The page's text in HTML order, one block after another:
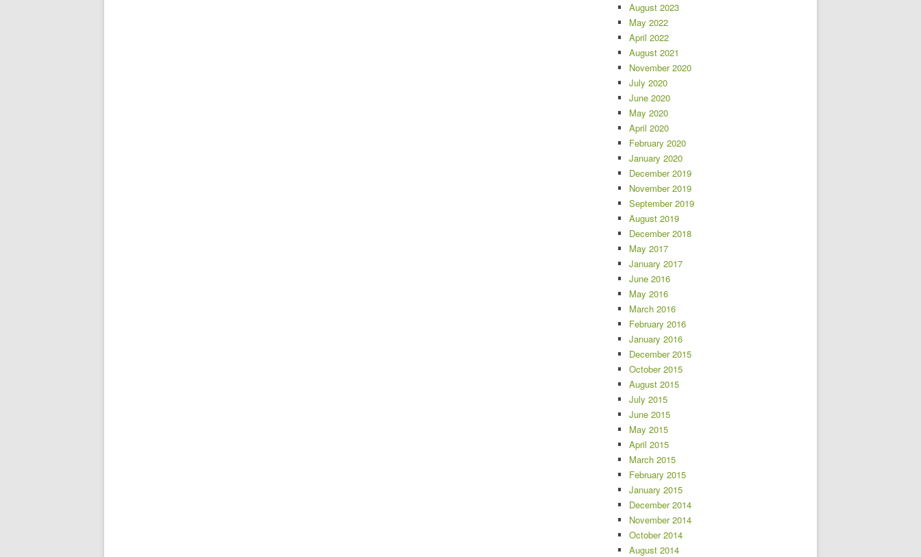
August 2023
May 2022
April 2022
August 2021
November 2020
July 2020
June 2020
May 2020
April 2020
February 2020
January 2020
December 2019
November 2019
September 2019
August 2019
December 2018
May 2017
January 2017
June 2016
May 2016
March 2016
February 2016
January 2016
December 2015
October 2015
August 2015
July 2015
June 2015
May 2015
April 2015
March 2015
February 2015
January 2015
December 2014
November 2014
October 2014
August 2014